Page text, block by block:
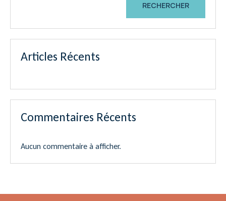
RECHERCHER
Articles Récents
Commentaires Récents
Aucun commentaire à afficher.